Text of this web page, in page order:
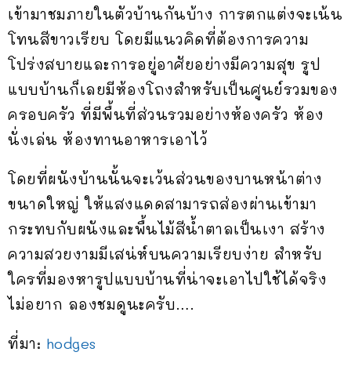
เข้ามาชมภายในตัวบ้านกันบ้าง การตกแต่งจะเน้น
โทนสีขาวเรียบ โดยมีแนวคิดที่ต้องการความ
โปร่งสบายและการอยู่อาศัยอย่างมีความสุข รูป
แบบบ้านก็เลยมีห้องโถงสำหรับเป็นศูนย์รวมของ
ครอบครัว ที่มีพื้นที่ส่วนรวมอย่างห้องครัว ห้อง
นั่งเล่น ห้องทานอาหารเอาไว้
โดยที่ผนังบ้านนั้นจะเว้นส่วนของบานหน้าต่าง
ขนาดใหญ่ ให้แสงแดดสามารถส่องผ่านเข้ามา
กระทบกับผนังและพื้นไม้สีน้ำตาลเป็นเงา สร้าง
ความสวยงามมีเสน่ห์บนความเรียบง่าย สำหรับ
ใครที่มองหารูปแบบบ้านที่น่าจะเอาไปใช้ได้จริง
ไม่อยาก ลองชมดูนะครับ….
ที่มา: hodges